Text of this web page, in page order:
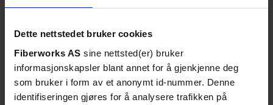
Dette nettstedet bruker cookies
Fiberworks AS sine nettsted(er) bruker
informasjonskapsler blant annet for å gjenkjenne deg
som bruker i form av et anonymt id-nummer. Denne
identifiseringen gjøres for å analysere trafikken på